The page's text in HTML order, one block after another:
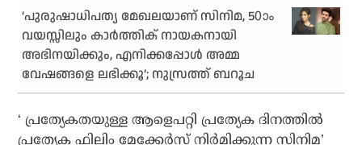
‘പുരുഷാധിപത്യ മേഖലയാണ് സിനിമ, 50ാം
വയസ്സിലും കാര്‍ത്തിക് നായകനായി
അഭിനയിക്കും, എനിക്കപ്പോള്‍ അമ്മ
വേഷങ്ങളെ ലഭിക്കൂ’; നുസ്രത്ത് ബറൂച
‘ പ്രത്യേകതയുള്ള ആളെപറ്റി പ്രത്യേക ദിനത്തില്‍
പ്രത്യേക ഫിലിം മേക്കേര്‍സ് നിര്‍മിക്കുന്ന സിനിമ’